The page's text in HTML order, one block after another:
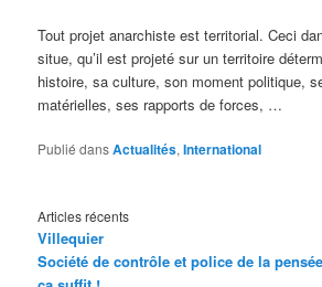
Tout projet anarchiste est territorial. Ceci
situe, qu’il est projeté sur un territoire
histoire, sa culture, son moment politique,
matérielles, ses rapports de forces, …
Publié dansActualités,International
Articles récents
Villequier
Société de contrôle et police de la